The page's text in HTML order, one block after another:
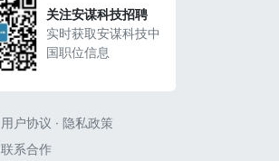
关注安谋科技招聘
实时获取安谋科技中
国职位信息
用户协议 · 隐私政策
联系合作